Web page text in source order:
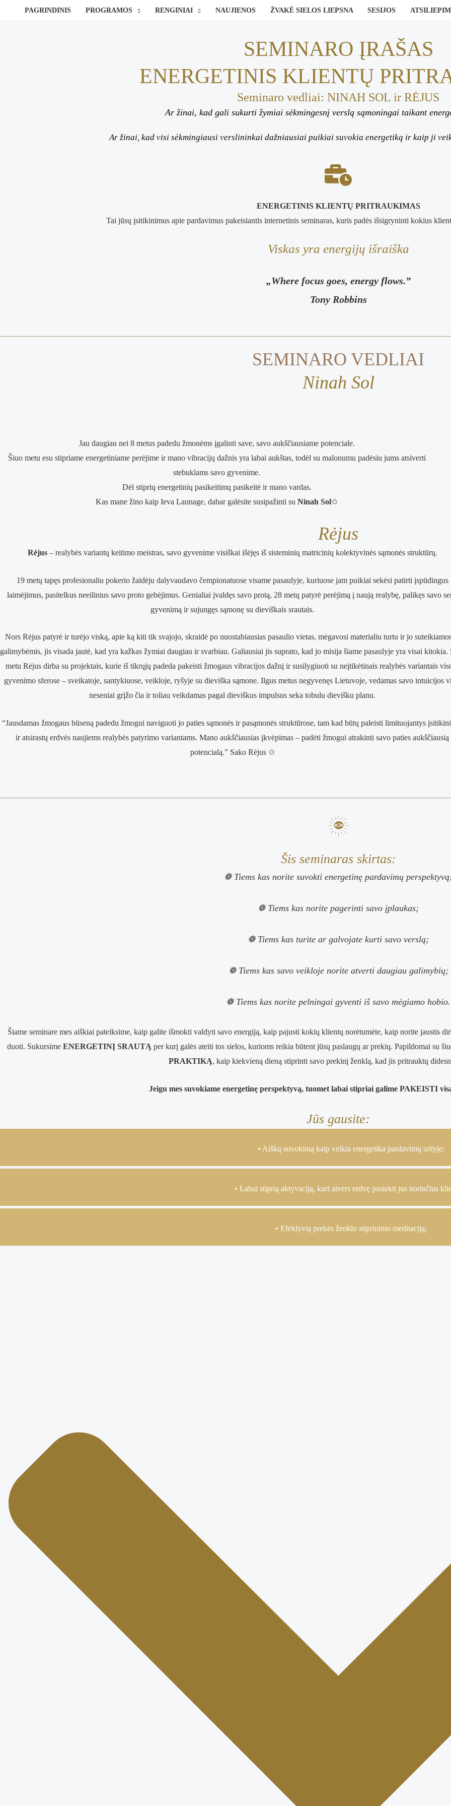
PAGRINDINIS PROGRAMOS RENGINIAI NAUJIENOS ŽVAKĖ SIELOS LIEPSNA SESIJOS
SEMINARO ĮRAŠAS
ENERGETINIS KLIENTŲ
Seminaro vedliai: NINAH SOL ir RĖJUS
Ar žinai, kad gali sukurti žymiai sėkmingesnį verslą sąmoningai taikant
Ar žinai, kad visi sėkmingiausi verslininkai dažniausiai puikiai suvokia energetiką ir kaip ji
ENERGETINIS KLIENTŲ PRITRAUKIMAS
Tai jūsų įsitikinimus apie pardavimus pakeisiantis internetinis seminaras, kuris padės išsigryninti kokius
Viskas yra energijų išraiška
„Where focus goes, energy flows.”
Tony Robbins
SEMINARO VEDLIAI
Ninah Sol
Jau daugiau nei 8 metus padedu žmonėms įgalinti save, savo aukščiausiame potenciale.
Šiuo metu esu stipriame energetiniame perėjime ir mano vibracijų dažnis yra labai aukštas, todėl su malonumu padėsiu jums atsiverti
stebuklams savo gyvenime.
Dėl stiprių energetinių pasikeitimų pasikeitė ir mano vardas.
Kas mane žino kaip Ieva Launage, dabar galėsite susipažinti suNinah Sol✩
Rėjus
Rėjus– realybės variantų keitimo meistras, savo gyvenime visiškai išėjęs iš sisteminių matricinių kolektyvinės sąmonės struktūrų.
19 metų tapęs profesionaliu pokerio žaidėju dalyvaudavo čempionatuose visame pasaulyje, kuriuose jam puikiai sekėsi patirti įspūdingus
laimėjimus, pasitelkus neeilinius savo proto gebėjimus. Genialiai įvaldęs savo protą, 28 metų patyrė perėjimą į naują realybę, palikęs savo
gyvenimą ir sujungęs sąmonę su dieviškais srautais.
Nors Rėjus patyrė ir turėjo viską, apie ką kiti tik svajojo, skraidė po nuostabiausias pasaulio vietas, mėgavosi materialiu turtu ir jo
galimybėmis, jis visada jautė, kad yra kažkas žymiai daugiau ir svarbiau. Galiausiai jis suprato, kad jo misija šiame pasaulyje yra visai kitokia.
metu Rėjus dirba su projektais, kurie iš tikrųjų padeda pakeisti žmogaus vibracijos dažnį ir susilygiuoti su neįtikėtinais realybės variantais
gyvenimo sferose – sveikatoje, santykiuose, veikloje, ryšyje su dieviška sąmone. Ilgus metus negyvenęs Lietuvoje, vedamas savo intuicijos
neseniai grįžo čia ir toliau veikdamas pagal dieviškus impulsus seka tobulu dievišku planu.
“Jausdamas žmogaus būseną padedu žmogui naviguoti jo paties sąmonės ir pasąmonės struktūrose, tam kad būtų paleisti limituojantys
ir atsirastų erdvės naujiems realybės patyrimo variantams. Mano aukščiausias įkvėpimas – padėti žmogui atrakinti savo paties aukščiausią
potencialą.” Sako Rėjus ✩
Šis seminaras skirtas:
❁ Tiems kas norite suvokti energetinę pardavimų
❁ Tiems kas norite pagerinti savo įplaukas;
❁ Tiems kas turite ar galvojate kurti savo verslą;
❁ Tiems kas savo veikloje norite atverti daugiau galimybių;
❁ Tiems kas norite pelningai gyventi iš savo mėgiamo hobio.
Šiame seminare mes aiškiai pateiksime, kaip galite išmokti valdyti savo energiją, kaip pajusti kokių klientų norėtumėte, kaip norite jaustis
duoti. Sukursime ENERGETINĮ SRAUTĄ per kurį galės ateiti tos sielos, kurioms reikia būtent jūsų paslaugų ar prekių. Papildomai su
PRAKTIKĄ, kaip kiekvieną dieną stiprinti savo prekinį ženklą, kad jis pritrauktų
Jeigu mes suvokiame energetinę perspektyvą, tuomet labai stipriai galime PAKEISTI
Jūs gausite:
• Aiškų suvokimą kaip veikia energetika pardavimų srityje;
• Labai stiprią aktyvaciją, kuri atvers erdvę pasiekti jus norinčius
• Efektyvią prekės ženklo stiprinimo meditaciją;